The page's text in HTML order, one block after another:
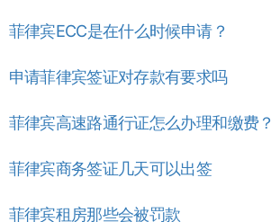
菲律宾ECC是在什么时候申请？
申请菲律宾签证对存款有要求吗
菲律宾高速路通行证怎么办理和缴费？
菲律宾商务签证几天可以出签
菲律宾租房那些会被罚款